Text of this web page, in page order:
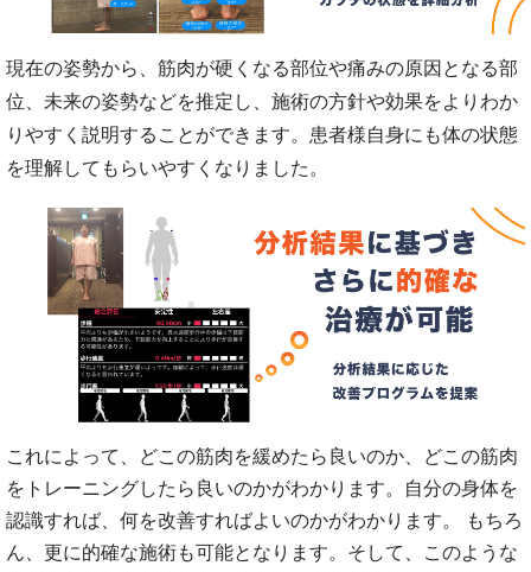
現在の姿勢から、筋肉が硬くなる部位や痛みの原因となる部
位、未来の姿勢などを推定し、施術の方針や効果をよりわか
りやすく説明することができます。患者様自身にも体の状態
を理解してもらいやすくなりました。
これによって、どこの筋肉を緩めたら良いのか、どこの筋肉
をトレーニングしたら良いのかがわかります。自分の身体を
認識すれば、何を改善すればよいのかがわかります。 もちろ
ん、更に的確な施術も可能となります。そして、このような